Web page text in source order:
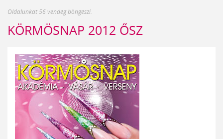
Oldalunkat 56 vendég böngészi.
KÖRMÖSNAP 2012 ŐSZ